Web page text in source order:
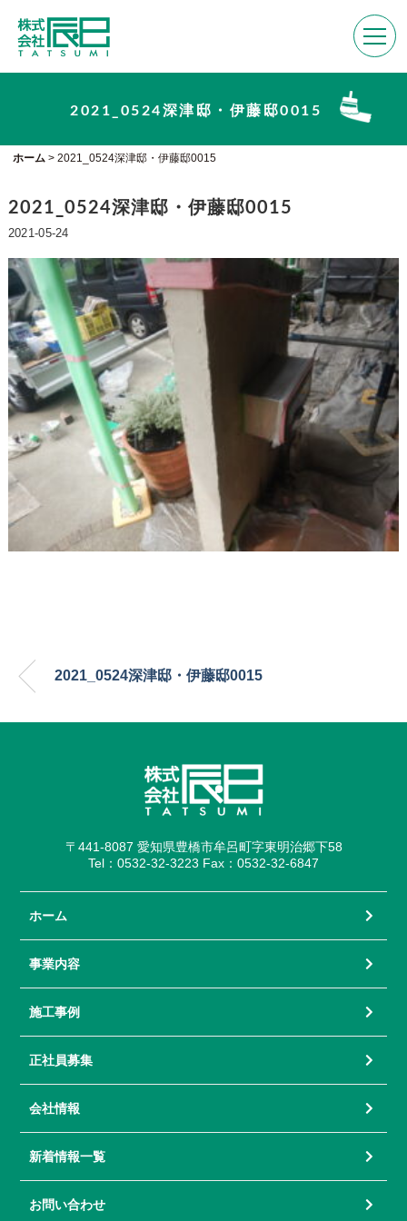
2021_0524深津邸・伊藤邸0015
ホーム> 2021_0524深津邸・伊藤邸0015
2021_0524深津邸・伊藤邸0015
2021-05-24
2021_0524深津邸・伊藤邸0015
〒441-8087 愛知県豊橋市牟呂町字東明治郷下58
Tel：0532-32-3223 Fax：0532-32-6847
ホーム
事業内容
施工事例
正社員募集
会社情報
新着情報一覧
お問い合わせ